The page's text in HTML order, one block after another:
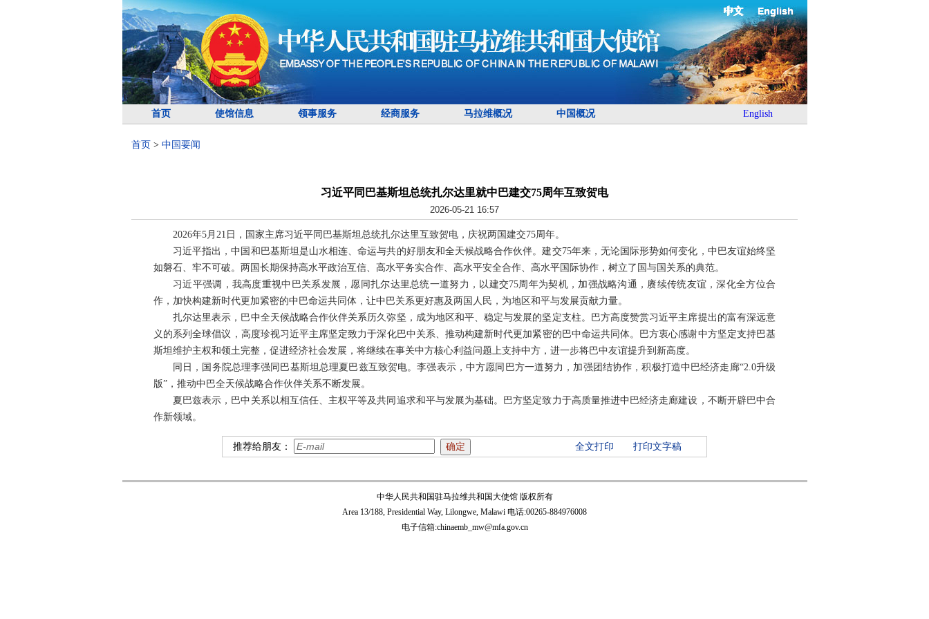
English
中文
首页 使馆信息 领事服务 经商服务 马拉维概况 中国概况 English
首页 > 中国要闻
习近平同巴基斯坦总统扎尔达里就中巴建交75周年互致贺电
2026-05-21 16:57
2026年5月21日，国家主席习近平同巴基斯坦总统扎尔达里互致贺电，庆祝两国建交75周年。
习近平指出，中国和巴基斯坦是山水相连、命运与共的好朋友和全天候战略合作伙伴。建交75年来，无论国际形势如何变化，中巴友谊始终坚
如磐石、牢不可破。两国长期保持高水平政治互信、高水平务实合作、高水平安全合作、高水平国际协作，树立了国与国关系的典范。
习近平强调，我高度重视中巴关系发展，愿同扎尔达里总统一道努力，以建交75周年为契机，加强战略沟通，赓续传统友谊，深化全方位合
作，加快构建新时代更加紧密的中巴命运共同体，让中巴关系更好惠及两国人民，为地区和平与发展贡献力量。
扎尔达里表示，巴中全天候战略合作伙伴关系历久弥坚，成为地区和平、稳定与发展的坚定支柱。巴方高度赞赏习近平主席提出的富有深远意
义的系列全球倡议，高度珍视习近平主席坚定致力于深化巴中关系、推动构建新时代更加紧密的巴中命运共同体。巴方衷心感谢中方坚定支持巴基
斯坦维护主权和领土完整，促进经济社会发展，将继续在事关中方核心利益问题上支持中方，进一步将巴中友谊提升到新高度。
同日，国务院总理李强同巴基斯坦总理夏巴兹互致贺电。李强表示，中方愿同巴方一道努力，加强团结协作，积极打造中巴经济走廊“2.0升级
版”，推动中巴全天候战略合作伙伴关系不断发展。
夏巴兹表示，巴中关系以相互信任、主权平等及共同追求和平与发展为基础。巴方坚定致力于高质量推进中巴经济走廊建设，不断开辟巴中合
作新领域。
推荐给朋友： 全文打印 打印文字稿
中华人民共和国驻马拉维共和国大使馆 版权所有
Area 13/188, Presidential Way, Lilongwe, Malawi 电话:00265-884976008
电子信箱:chinaemb_mw@mfa.gov.cn